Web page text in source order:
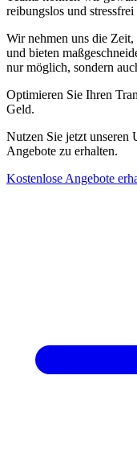
reibungslos und
Wir nehmen uns die
und bieten
nur möglich, sondern
Optimieren Sie Ihren
Geld.
Nutzen Sie jetzt unseren
Angebote zu erhalten.
Kostenlose Angebote